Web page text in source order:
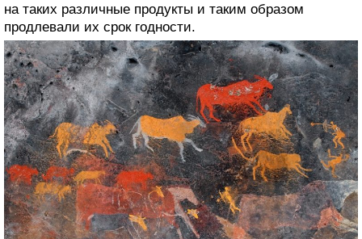
на таких различные продукты и таким образом
продлевали их срок годности.